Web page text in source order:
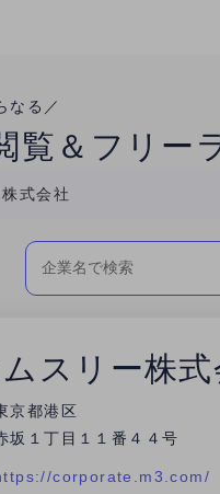
なる／
覧＆フリー
式会社
スリー株式
京都港区
坂１丁目１１番４４号
corporate.m3.com/